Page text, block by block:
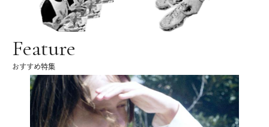
Feature
おすすめ特集